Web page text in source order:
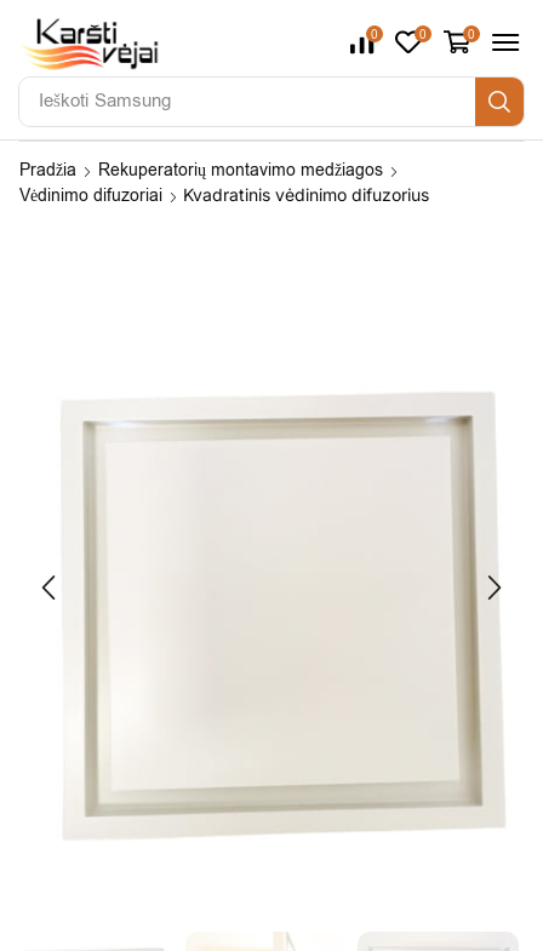
Ieškoti Samsung
0 0 0
Pradžia
Rekuperatorių montavimo medžiagos
Vėdinimo difuzoriai
Kvadratinis vėdinimo difuzorius